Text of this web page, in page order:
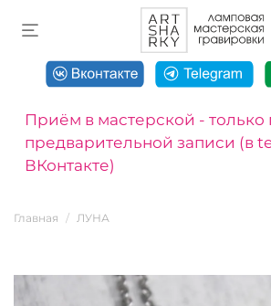
Приём в мастерской - только
предварительной записи (в
ВКонтакте)
Главная ЛУНА